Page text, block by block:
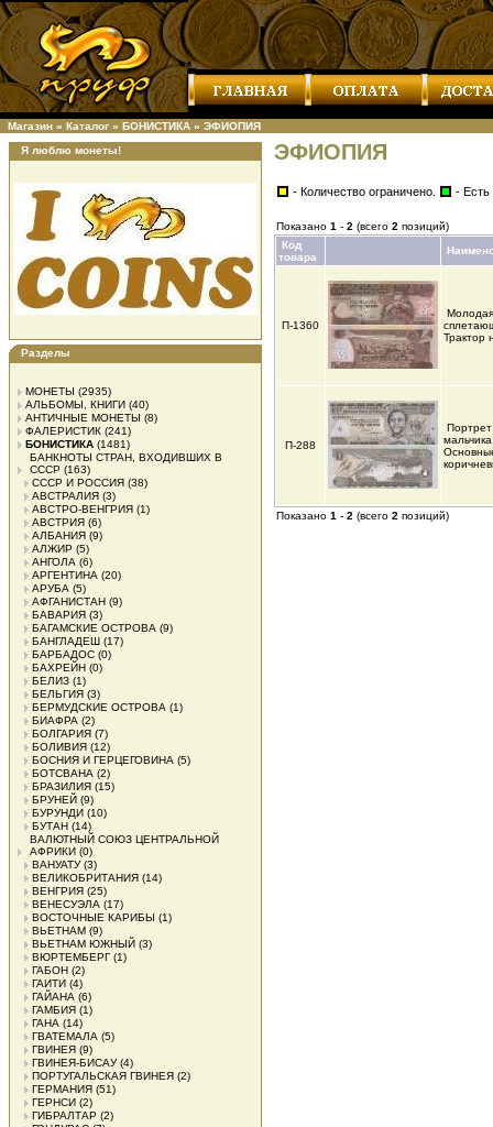
Магазин » Каталог » БОНИСТИКА » ЭФИОПИЯ
Я люблю монеты!
Разделы
МОНЕТЫ (2935)
АЛЬБОМЫ, КНИГИ (40)
АНТИЧНЫЕ МОНЕТЫ (8)
ФАЛЕРИСТИК (241)
БОНИСТИКА (1481)
БАНКНОТЫ СТРАН, ВХОДИВШИХ В
СССР (163)
СССР И РОССИЯ (38)
АВСТРАЛИЯ (3)
АВСТРО-ВЕНГРИЯ (1)
АВСТРИЯ (6)
АЛБАНИЯ (9)
АЛЖИР (5)
АНГОЛА (6)
АРГЕНТИНА (20)
АРУБА (5)
АФГАНИСТАН (9)
БАВАРИЯ (3)
БАГАМСКИЕ ОСТРОВА (9)
БАНГЛАДЕШ (17)
БАРБАДОС (0)
БАХРЕЙН (0)
БЕЛИЗ (1)
БЕЛЬГИЯ (3)
БЕРМУДСКИЕ ОСТРОВА (1)
БИАФРА (2)
БОЛГАРИЯ (7)
БОЛИВИЯ (12)
БОСНИЯ И ГЕРЦЕГОВИНА (5)
БОТСВАНА (2)
БРАЗИЛИЯ (15)
БРУНЕЙ (9)
БУРУНДИ (10)
БУТАН (14)
ВАЛЮТНЫЙ СОЮЗ ЦЕНТРАЛЬНОЙ
АФРИКИ (0)
ВАНУАТУ(3)
ВЕЛИКОБРИТАНИЯ (14)
ВЕНГРИЯ (25)
ВЕНЕСУЭЛА (17)
ВОСТОЧНЫЕ КАРИБЫ (1)
ВЬЕТНАМ (9)
ВЬЕТНАМ ЮЖНЫЙ (3)
ВЮРТЕМБЕРГ(1)
ГАБОН (2)
ГАИТИ (4)
ГАЙАНА (6)
ГАМБИЯ (1)
ГАНА (14)
ГВАТЕМАЛА (5)
ГВИНЕЯ (9)
ГВИНЕЯ-БИСАУ(4)
ПОРТУГАЛЬСКАЯ ГВИНЕЯ (2)
ГЕРМАНИЯ (51)
ГЕРНСИ (2)
ГИБРАЛТАР (2)
ЭФИОПИЯ
- Количество ограничено. - Есть
Показано 1 - 2 (всего 2 позиций)
Код
товара
П-1360
Трактор
П-288
Показано 1 - 2 (всего 2 позиций)